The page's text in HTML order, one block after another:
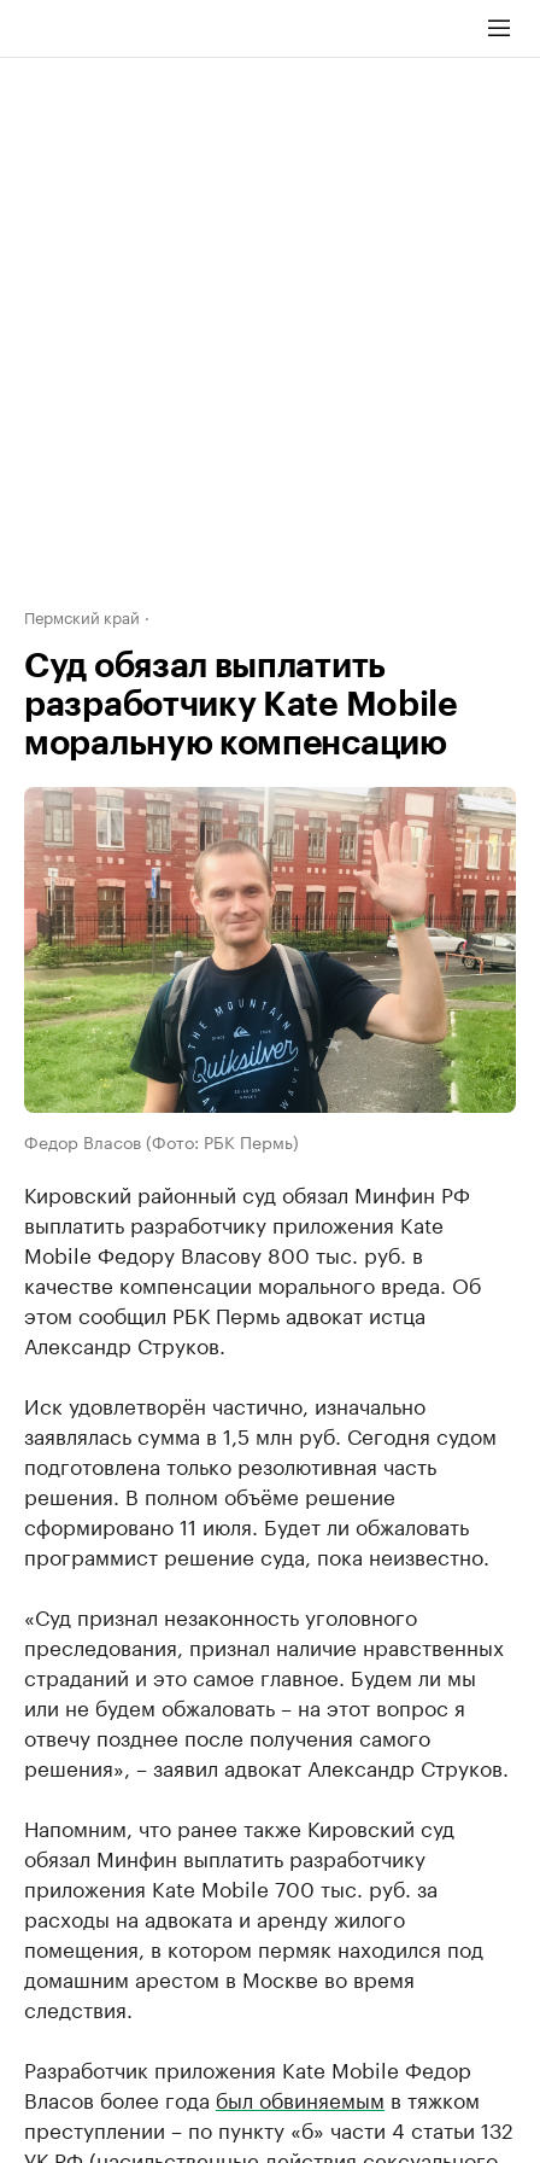
Пермский край
Суд обязал выплатить
разработчику Kate Mobile
моральную компенсацию
Федор Власов (Фото: РБК Пермь)
Кировский районный суд обязал Минфин РФ
выплатить разработчику приложения Kate
Mobile Федору Власову 800 тыс. руб. в
качестве компенсации морального вреда. Об
этом сообщил РБК Пермь адвокат истца
Александр Струков.
Иск удовлетворён частично, изначально
заявлялась сумма в 1,5 млн руб. Сегодня судом
подготовлена только резолютивная часть
решения. В полном объёме решение
сформировано 11 июля. Будет ли обжаловать
программист решение суда, пока неизвестно.
«Суд признал незаконность уголовного
преследования, признал наличие нравственных
страданий и это самое главное. Будем ли мы
или не будем обжаловать – на этот вопрос я
отвечу позднее после получения самого
решения», – заявил адвокат Александр Струков.
Напомним, что ранее также Кировский суд
обязал Минфин выплатить разработчику
приложения Kate Mobile 700 тыс. руб. за
расходы на адвоката и аренду жилого
помещения, в котором пермяк находился под
домашним арестом в Москве во время
следствия.
Разработчик приложения Kate Mobile Федор
Власов более года был обвиняемым в тяжком
преступлении – по пункту «б» части 4 статьи 132